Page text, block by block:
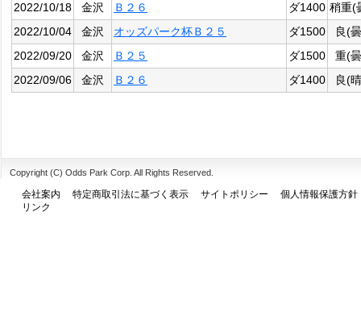
2022/10/18
金沢 Ｂ２６ ダ1400 稍重(
2022/10/04
金沢 オッズパーク杯Ｂ２５ ダ1500
良(
2022/09/20
金沢 Ｂ２５ ダ1500
重(
2022/09/06
金沢 Ｂ２６ ダ1400 良(
Copyright (C) Odds Park Corp. All Rights Reserved.
会社案内 特定商取引法に基づく表示 サイトポリシー
個人情報保護方針
リンク